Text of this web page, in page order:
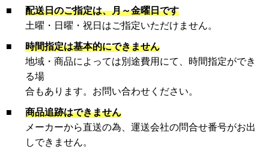
■
配送日のご指定は、月～金曜日です
土曜・日曜・祝日はご指定いただけません。
■
時間指定は基本的にできません
地域・商品によっては別途費用にて、時間指定ができ
る場
合もあります。お問い合わせください。
■
商品追跡はできません
メーカーから直送の為、運送会社の問合せ番号がお出
しできません。